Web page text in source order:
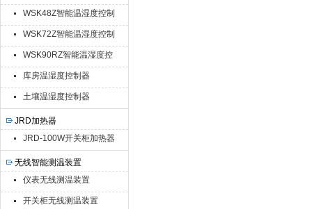
WSK48Z智能温湿度控制
器
WSK72Z智能温湿度控制
器
WSK90RZ智能温湿度控
制器
库房温湿度控制器
土壤温湿度控制器
JRD加热器
JRD-100W开关柜加热器
无线智能测温装置
仪表无线测温装置
开关柜无线测温装置